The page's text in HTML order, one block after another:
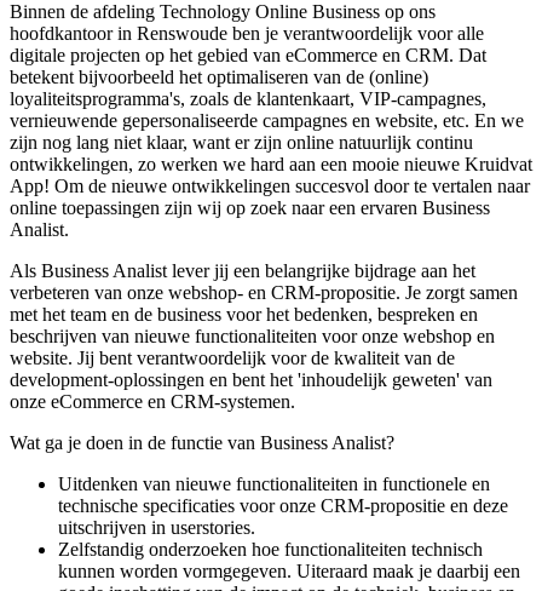
Binnen de afdeling Technology Online Business op ons
hoofdkantoor in Renswoude ben je verantwoordelijk voor alle
digitale projecten op het gebied van eCommerce en CRM. Dat
betekent bijvoorbeeld het optimaliseren van de (online)
loyaliteitsprogramma's, zoals de klantenkaart, VIP-campagnes,
vernieuwende gepersonaliseerde campagnes en website, etc. En we
zijn nog lang niet klaar, want er zijn online natuurlijk continu
ontwikkelingen, zo werken we hard aan een mooie nieuwe Kruidvat
App! Om de nieuwe ontwikkelingen succesvol door te vertalen naar
online toepassingen zijn wij op zoek naar een ervaren Business
Analist.
Als Business Analist lever jij een belangrijke bijdrage aan het
verbeteren van onze webshop- en CRM-propositie. Je zorgt samen
met het team en de business voor het bedenken, bespreken en
beschrijven van nieuwe functionaliteiten voor onze webshop en
website. Jij bent verantwoordelijk voor de kwaliteit van de
development-oplossingen en bent het 'inhoudelijk geweten' van
onze eCommerce en CRM-systemen.
Wat ga je doen in de functie van Business Analist?
Uitdenken van nieuwe functionaliteiten in functionele en
technische specificaties voor onze CRM-propositie en deze
uitschrijven in userstories.
Zelfstandig onderzoeken hoe functionaliteiten technisch
kunnen worden vormgegeven. Uiteraard maak je daarbij een